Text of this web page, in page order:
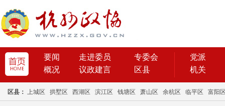
要闻 走进委员
专委会
概况
议政建言 区县
党派
机关
区县： 上城区 拱墅区 西湖区 滨江区 钱塘区 萧山区 余杭区 临平区 富阳